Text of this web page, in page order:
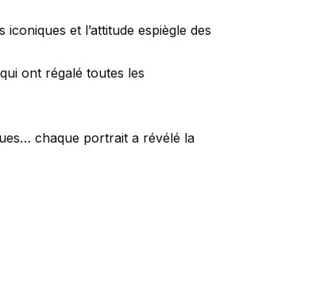
et l’attitude espiègle des
ont régalé toutes les
chaque portrait a révélé la